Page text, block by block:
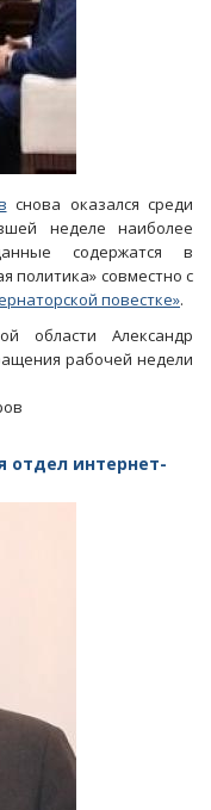
снова оказался среди
неделе наиболее
содержатся в
политика» совместно с
повестке».
области Александр
рабочей недели
отдел интернет-